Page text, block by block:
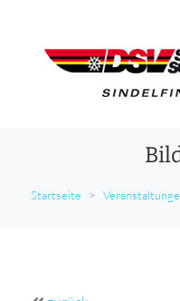
Startseite